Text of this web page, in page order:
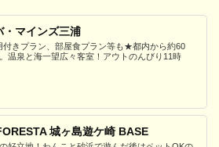
・マインズ三浦
きプラン、部屋食プラン等も★都内から約60
温泉と海一望広々客室！アウトのんびり11時
城ヶ島遊ケ崎 BASE